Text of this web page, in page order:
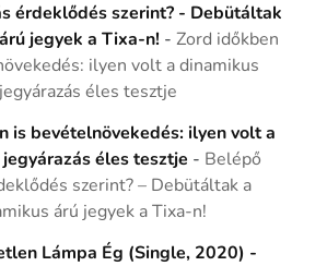
érdeklődés szerint? - Debütáltak
jegyek a Tixa-n! -Zord időkben
ilyen volt a dinamikus
jegyárazás éles tesztje
is bevételnövekedés: ilyen volt a
éles tesztje - Belépő
szerint? – Debütáltak a
árú jegyek a Tixa-n!
Lámpa Ég (Single, 2020) -